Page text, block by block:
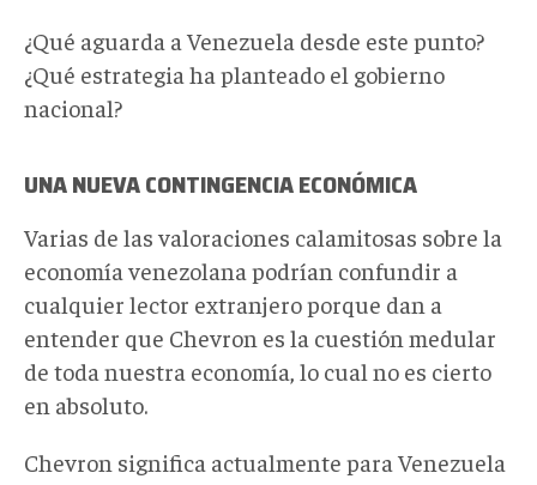
¿Qué aguarda a Venezuela desde este punto?
¿Qué estrategia ha planteado el gobierno
nacional?
UNA NUEVA CONTINGENCIA ECONÓMICA
Varias de las valoraciones calamitosas sobre la
economía venezolana podrían confundir a
cualquier lector extranjero porque dan a
entender que Chevron es la cuestión medular
de toda nuestra economía, lo cual no es cierto
en absoluto.
Chevron significa actualmente para Venezuela